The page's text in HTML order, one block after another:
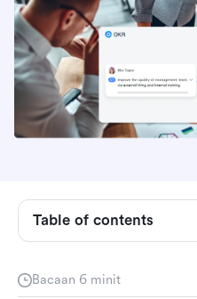
Bacaan 6 minit
Table of contents
Langkah 1: Tetapkan